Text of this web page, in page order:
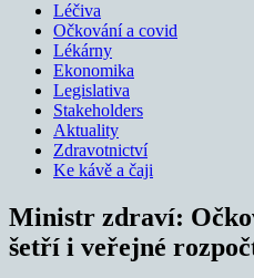
Léčiva
Očkování a covid
Lékárny
Ekonomika
Legislativa
Stakeholders
Aktuality
Zdravotnictví
Ke kávě a čaji
Ministr zdraví:
šetří i veřejné